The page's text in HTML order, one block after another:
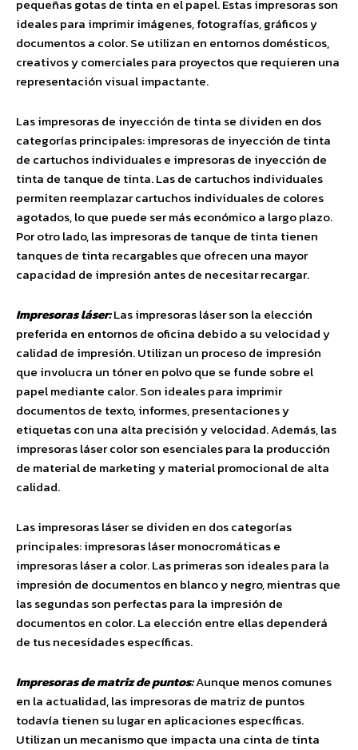
pequeñas gotas de tinta en el papel. Estas impresoras son
ideales para imprimir imágenes, fotografías, gráficos y
documentos a color. Se utilizan en entornos domésticos,
creativos y comerciales para proyectos que requieren una
representación visual impactante.
Las impresoras de inyección de tinta se dividen en dos
categorías principales: impresoras de inyección de tinta
de cartuchos individuales e impresoras de inyección de
tinta de tanque de tinta. Las de cartuchos individuales
permiten reemplazar cartuchos individuales de colores
agotados, lo que puede ser más económico a largo plazo.
Por otro lado, las impresoras de tanque de tinta tienen
tanques de tinta recargables que ofrecen una mayor
capacidad de impresión antes de necesitar recargar.
Impresoras láser:Las impresoras láser son la elección
preferida en entornos de oficina debido a su velocidad y
calidad de impresión. Utilizan un proceso de impresión
que involucra un tóner en polvo que se funde sobre el
papel mediante calor. Son ideales para imprimir
documentos de texto, informes, presentaciones y
etiquetas con una alta precisión y velocidad. Además, las
impresoras láser color son esenciales para la producción
de material de marketing y material promocional de alta
calidad.
Las impresoras láser se dividen en dos categorías
principales: impresoras láser monocromáticas e
impresoras láser a color. Las primeras son ideales para la
impresión de documentos en blanco y negro, mientras que
las segundas son perfectas para la impresión de
documentos en color. La elección entre ellas dependerá
de tus necesidades específicas.
Impresoras de matriz de puntos:Aunque menos comunes
en la actualidad, las impresoras de matriz de puntos
todavía tienen su lugar en aplicaciones específicas.
Utilizan un mecanismo que impacta una cinta de tinta